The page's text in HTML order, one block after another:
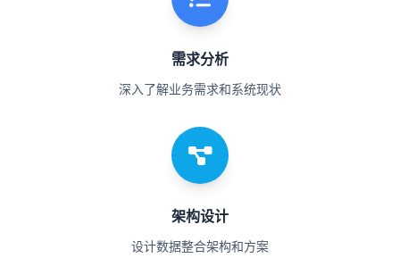
需求分析
深入了解业务需求和系统现状
架构设计
设计数据整合架构和方案